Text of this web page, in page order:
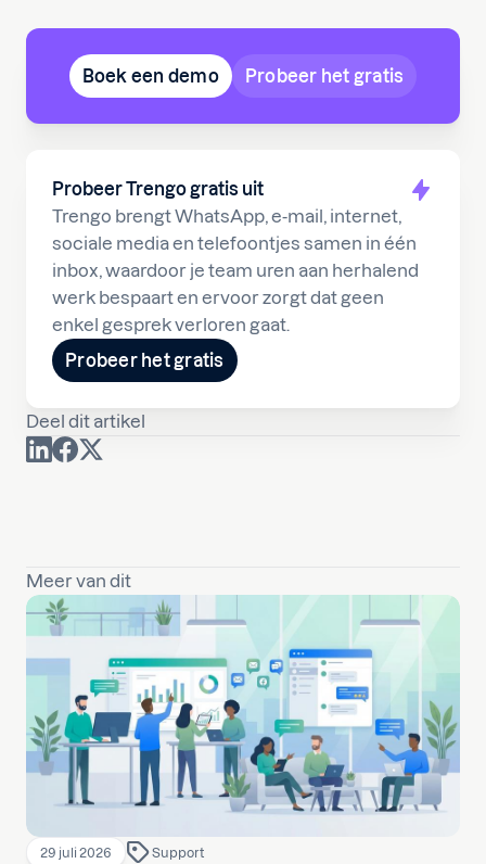
Probeer Trengo gratis uit
Trengo brengt WhatsApp, e-mail, internet,
sociale media en telefoontjes samen in één
inbox, waardoor je team uren aan herhalend
werk bespaart en ervoor zorgt dat geen
enkel gesprek verloren gaat.
Probeer het gratis
Deel dit artikel
Boek een demo Probeer het gratis
Meer van dit
29 juli 2026 Support